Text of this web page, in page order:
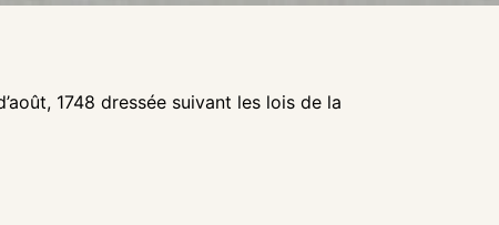
1748 dressée suivant les lois de la